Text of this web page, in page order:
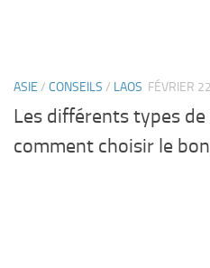
ASIE / CONSEILS / LAOS FÉVRIER
Les différents types
comment choisir le